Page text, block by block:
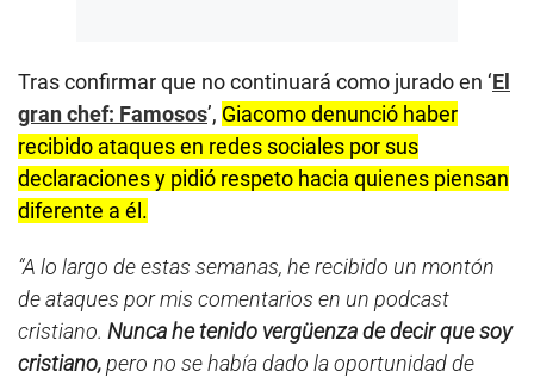
Tras confirmar que no continuará como jurado en ‘El
gran chef: Famosos’, Giacomo denunció haber
recibido ataques en redes sociales por sus
declaraciones y pidió respeto hacia quienes piensan
diferente a él.
“A lo largo de estas semanas, he recibido un montón
de ataques por mis comentarios en un podcast
cristiano. Nunca he tenido vergüenza de decir que soy
cristiano,pero no se había dado la oportunidad de